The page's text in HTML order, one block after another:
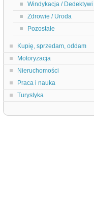
Windykacja / Dedektywi
Zdrowie / Uroda
Pozostałe
Kupię, sprzedam, oddam
Motoryzacja
Nieruchomości
Praca i nauka
Turystyka